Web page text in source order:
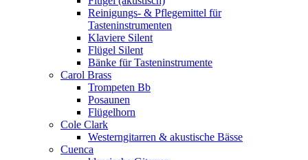
Reinigungs- & Pflegemittel für
Tasteninstrumenten
Klaviere Silent
Flügel Silent
Bänke für Tasteninstrumente
Carol Brass
Trompeten Bb
Posaunen
Flügelhorn
Cole Clark
Westerngitarren & akustische Bässe
Cuenca